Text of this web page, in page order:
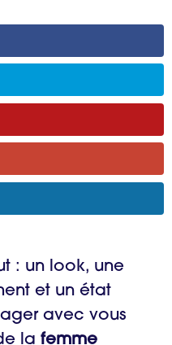
: un look, une
et un état
avec vous
la femme